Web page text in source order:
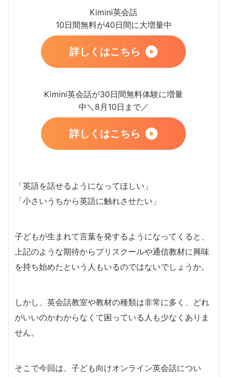
Kimini英会話
10日間無料が40日間に大増量中
詳しくはこちら
Kimini英会話が30日間無料体験に増量
中＼8月10日まで／
詳しくはこちら
「英語を話せるようになってほしい」
「小さいうちから英語に触れさせたい」
子どもが生まれて言葉を発するようになってくると、
上記のような期待からプリスクールや通信教材に興味
を持ち始めたという人もいるのではないでしょうか。
しかし、英会話教室や教材の種類は非常に多く、どれ
がいいのかわからなくて困っている人も少なくありま
せん。
そこで今回は、子ども向けオンライン英会話につい